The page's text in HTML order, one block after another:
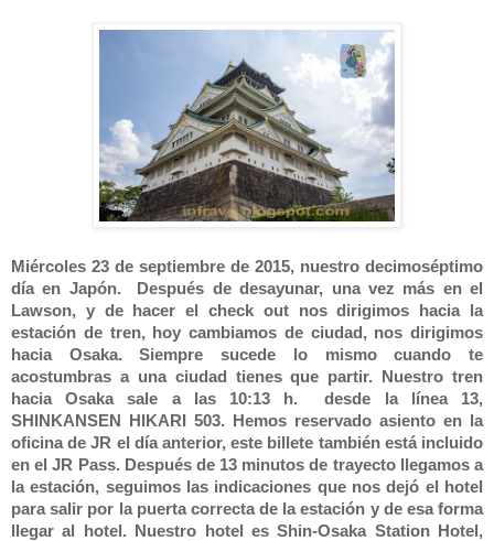
Miércoles 23 de septiembre de 2015, nuestro decimoséptimo
día en Japón. Después de desayunar, una vez más en el
Lawson, y de hacer el check out nos dirigimos hacia la
estación de tren, hoy cambiamos de ciudad, nos dirigimos
hacia Osaka. Siempre sucede lo mismo cuando te
acostumbras a una ciudad tienes que partir. Nuestro tren
hacia Osaka sale a las 10:13 h. desde la línea 13,
SHINKANSEN HIKARI 503. Hemos reservado asiento en la
oficina de JR el día anterior, este billete también está incluido
en el JR Pass. Después de 13 minutos de trayecto llegamos a
la estación, seguimos las indicaciones que nos dejó el hotel
para salir por la puerta correcta de la estación y de esa forma
llegar al hotel. Nuestro hotel es Shin-Osaka Station Hotel,